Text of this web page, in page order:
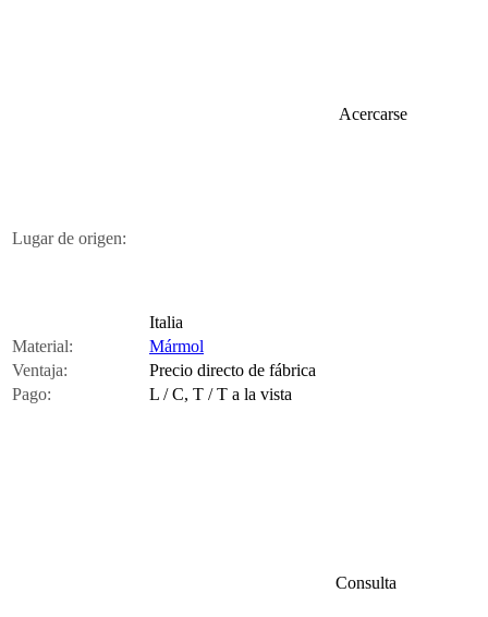
Acercarse
Lugar de origen:
Italia
Material:
Mármol
Ventaja:
Precio directo de fábrica
Pago:
L / C, T / T a la vista
Consulta